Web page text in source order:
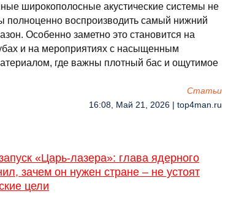
широкополосные акустические системы не
полноценно воспроизводить самый нижний
Особенно заметно это становится на
и на мероприятиях с насыщенным
где важны плотный бас и ощутимое
Cтатьи
16:08, Май 21, 2026 | top4man.ru
«Царь-лазера»: глава ядерного
зачем он нужен стране – не устоят
цели